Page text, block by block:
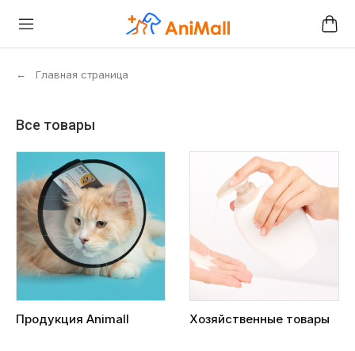
← Главная страница
Все товары
Продукция Animall Хозяйственные товары